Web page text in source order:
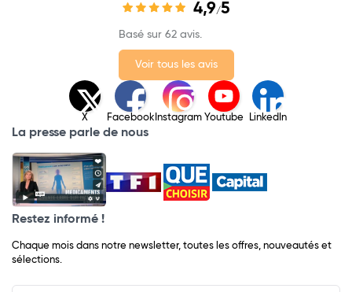
4,9/5
Basé sur 62 avis.
Voir tous les avis
X Facebook Instagram Youtube LinkedIn
La presse parle de nous
Restez informé !
Chaque mois dans notre newsletter, toutes les offres, nouveautés et
sélections.
Input